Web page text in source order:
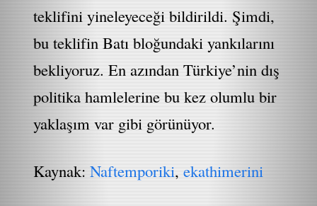
teklifini yineleyeceği bildirildi. Şimdi,
bu teklifin Batı bloğundaki yankılarını
bekliyoruz. En azından Türkiye’nin dış
politika hamlelerine bu kez olumlu bir
yaklaşım var gibi görünüyor.
Kaynak:Naftemporiki,ekathimerini